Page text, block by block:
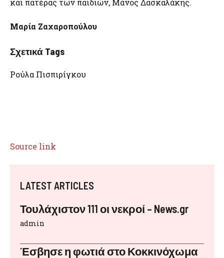
και πατέρας των παιδιών, Μάνος Δασκαλάκης.
Μαρία Ζαχαροπούλου
Σχετικά Tags
Ρούλα Πισπιρίγκου
Source link
LATEST ARTICLES
Τουλάχιστον 111 οι νεκροί – News.gr
admin
Έσβησε η φωτιά στο Κοκκινόχωμα